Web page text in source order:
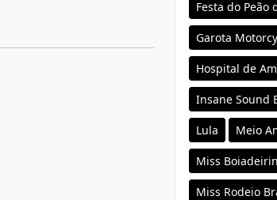
Festa do Peão
Garota
Hospital de
Insane Sound
Lula Meio
Miss
Miss Rodeio